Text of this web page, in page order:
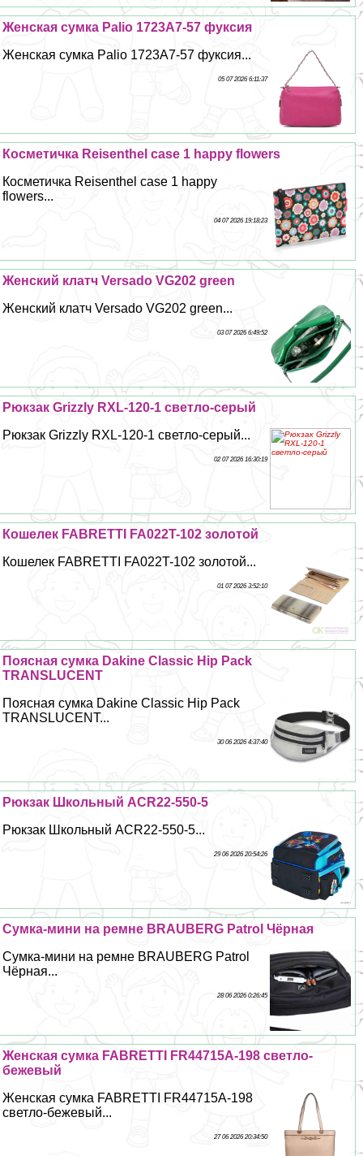
Женская сумка Palio 1723A7-57 фуксия
Женская сумка Palio 1723A7-57 фуксия...
05 07 2026 6:11:37
Косметичка Reisenthel case 1 happy flowers
Косметичка Reisenthel case 1 happy
flowers...
04 07 2026 19:18:23
Женский клатч Versado VG202 green
Женский клатч Versado VG202 green...
03 07 2026 6:49:52
Рюкзак Grizzly RXL-120-1 светло-серый
Рюкзак Grizzly RXL-120-1 светло-серый...
02 07 2026 16:30:19
Кошелек FABRETTI FA022T-102 золотой
Кошелек FABRETTI FA022T-102 золотой...
01 07 2026 3:52:10
Поясная сумка Dakine Classic Hip Pack
TRANSLUCENT
Поясная сумка Dakine Classic Hip Pack
TRANSLUCENT...
30 06 2026 4:37:40
Рюкзак Школьный ACR22-550-5
Рюкзак Школьный ACR22-550-5...
29 06 2026 20:54:26
Сумка-мини на ремне BRAUBERG Patrol Чёрная
Сумка-мини на ремне BRAUBERG Patrol
Чёрная...
28 06 2026 0:26:45
Женская сумка FABRETTI FR44715A-198 светло-
бежевый
Женская сумка FABRETTI FR44715A-198
светло-бежевый...
27 06 2026 20:34:50